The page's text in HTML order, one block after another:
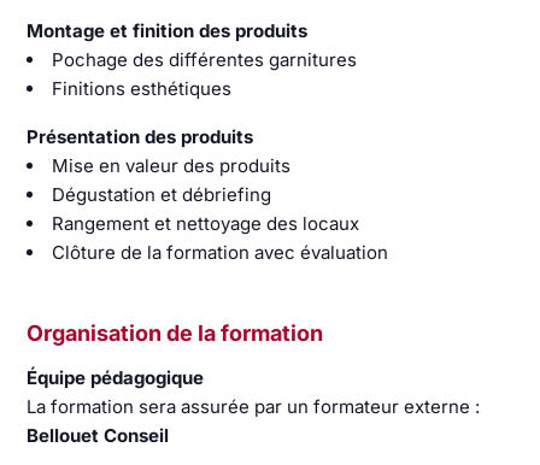
Montage et finition des produits
Pochage des différentes garnitures
Finitions esthétiques
Présentation des produits
Mise en valeur des produits
Dégustation et débriefing
Rangement et nettoyage des locaux
Clôture de la formation avec évaluation
Organisation de la formation
Équipe pédagogique
La formation sera assurée par un formateur externe :
Bellouet Conseil